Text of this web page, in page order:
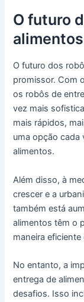
O futuro
O futuro dos
promissor. Com
os robôs de
vez mais
mais rápidos,
uma opção cada
alimentos.
Além disso, à
crescer e a
também está
alimentos têm o
maneira
No entanto, a
entrega de
desafios. Isso